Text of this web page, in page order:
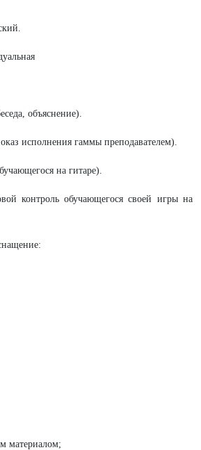
объяснение).
исполнения гаммы преподавателем).
на гитаре).
контроль обучающегося своей игры на
материалом;